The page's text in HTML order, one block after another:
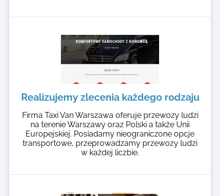
Realizujemy zlecenia każdego rodzaju
Firma Taxi Van Warszawa oferuje przewozy ludzi
na terenie Warszawy oraz Polski a także Unii
Europejskiej. Posiadamy nieograniczone opcje
transportowe, przeprowadzamy przewozy ludzi
w każdej liczbie.